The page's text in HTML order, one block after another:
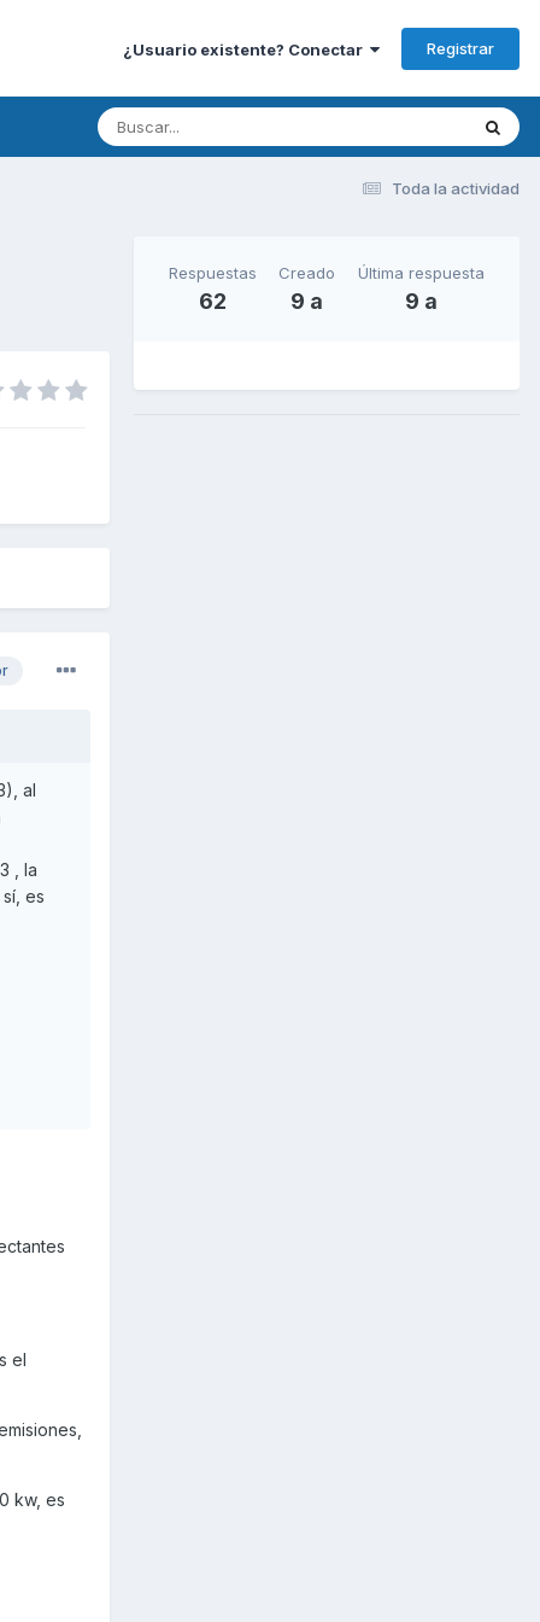
¿Usuario existente? Conectar Registrar
Toda la actividad
al
, la
es
el
kw, es
Respuestas
62
Creado
9 a
Última respuesta
9 a